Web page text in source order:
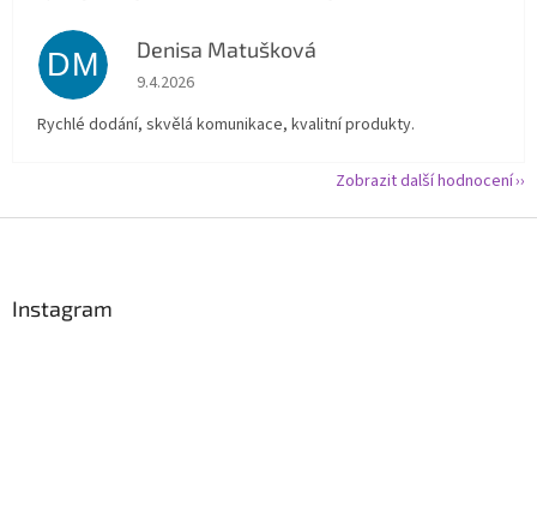
DM Denisa Matušková
Hodnocení obchodu je 5 z 5 hvězdiček.
9.4.2026
Rychlé dodání, skvělá komunikace, kvalitní produkty.
Zobrazit další hodnocení
Instagram